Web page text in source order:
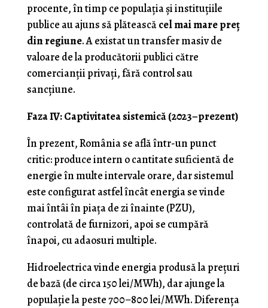
procente, în timp ce populația și instituțiile
publice au ajuns să plăteascăcel mai mare preț
din regiune. A existat un transfer masiv de
valoare de la producătorii publici către
comercianții privați, fără control sau
sancțiune.
Faza IV: Captivitatea sistemică (2023–prezent)
În prezent, România se află într-un punct
critic: produce intern o cantitate suficientă de
energie în multe intervale orare, dar sistemul
este configurat astfel încât energia se vinde
mai întâi în piața de zi înainte (PZU),
controlată de furnizori, apoi se cumpără
înapoi, cu adaosuri multiple.
Hidroelectrica vinde energia produsă la prețuri
de bază (de circa 150 lei/MWh), dar ajunge la
populație la peste 700–800 lei/MWh. Diferența